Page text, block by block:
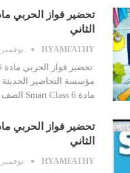
الثاني
HYAMFATHY نوفمبر 27, 2021
مؤسسة التحاضير الحديثة
مادة Smart Class 6 الصف السادس الابتدائي الفصل الدراسي الثاني…
الثاني
HYAMFATHY نوفمبر 27, 2021